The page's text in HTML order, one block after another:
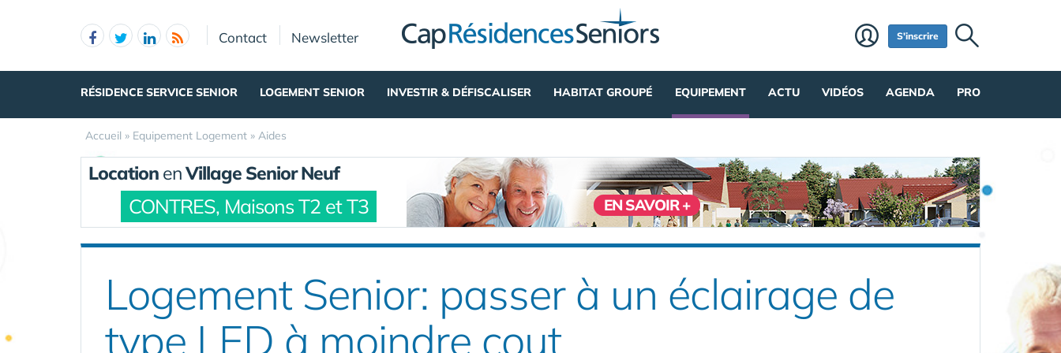
Contact Newsletter S'inscrire
RÉSIDENCE SERVICE SENIOR LOGEMENT SENIOR INVESTIR & DÉFISCALISER HABITAT GROUPÉ EQUIPEMENT ACTU VIDÉOS AGENDA PRO
Accueil » Equipement Logement » Aides
Location enVillage Senior Neuf
CONTRES, Maisons T2 et T3 EN SAVOIR +
Logement Senior: passer à un éclairage de
type LED à moindre cout